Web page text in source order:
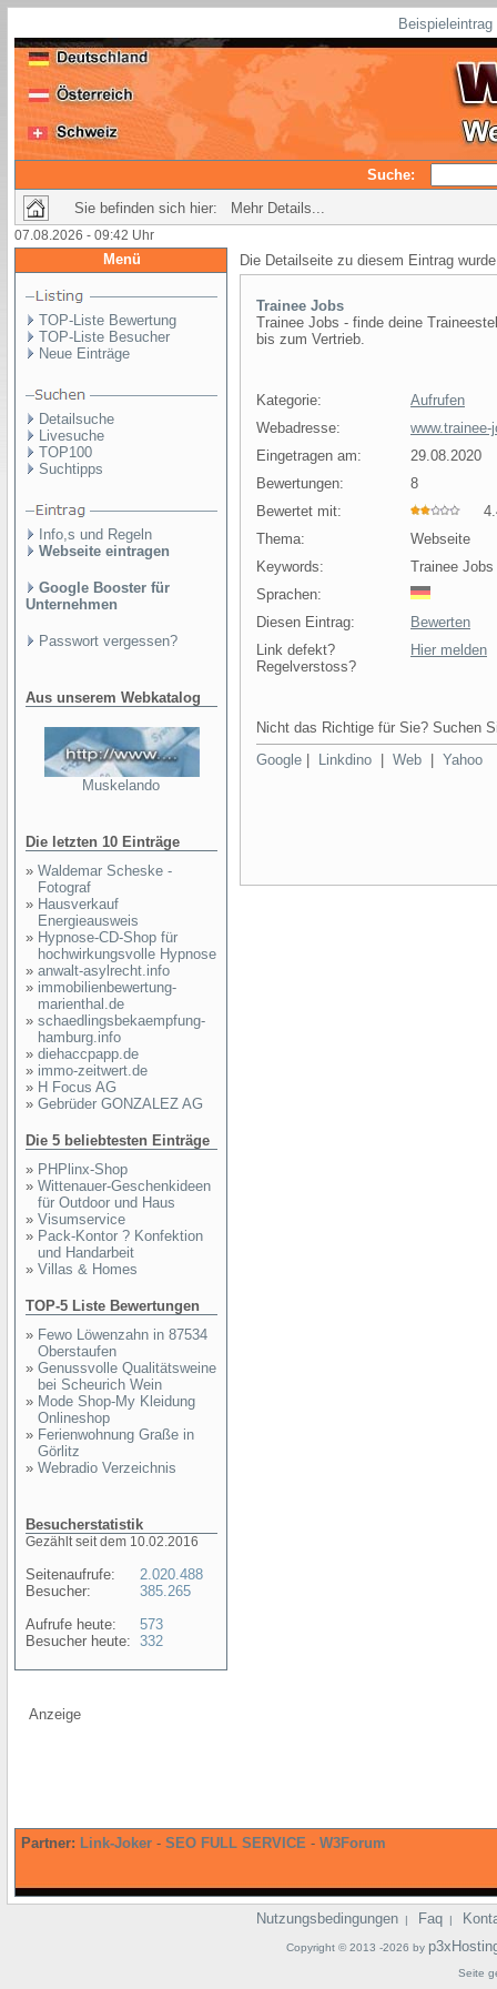
Suche:
Sie befinden sich hier: Mehr Details...
07.08.2026 - 09:42 Uhr
Menü
TOP-Liste Bewertung
TOP-Liste Besucher
Neue Einträge
Detailsuche
Livesuche
TOP100
Suchtipps
Info,s und Regeln
Webseite eintragen
Google Booster für
Unternehmen
Passwort vergessen?
Aus unserem Webkatalog
Muskelando
Die letzten 10 Einträge
» Waldemar Scheske -
Fotograf
» Hausverkauf
Energieausweis
» Hypnose-CD-Shop für
hochwirkungsvolle Hypnose
» anwalt-asylrecht.info
» immobilienbewertung-
marienthal.de
» schaedlingsbekaempfung-
hamburg.info
» diehaccpapp.de
» immo-zeitwert.de
» H Focus AG
» Gebrüder GONZALEZ AG
Die 5 beliebtesten Einträge
» PHPlinx-Shop
» Wittenauer-Geschenkideen
für Outdoor und Haus
» Visumservice
» Pack-Kontor ? Konfektion
und Handarbeit
» Villas & Homes
TOP-5 Liste Bewertungen
» Fewo Löwenzahn in 87534
Oberstaufen
» Genussvolle Qualitätsweine
bei Scheurich Wein
» Mode Shop-My Kleidung
Onlineshop
» Ferienwohnung Graße in
Görlitz
» Webradio Verzeichnis
Besucherstatistik
Gezählt seit dem 10.02.2016
Seitenaufrufe:
Besucher:
Aufrufe heute:
Besucher heute:
2.020.488
385.265
573
332
Die Detailseite zu diesem Eintrag
Trainee Jobs
Trainee Jobs - finde deine
bis zum Vertrieb.
Kategorie:
Aufrufen
Webadresse:
www.trainee-
Eingetragen am:
29.08.2020
Bewertungen:
8
Bewertet mit:
Thema:
Webseite
Keywords:
Trainee
Sprachen:
Diesen Eintrag:
Bewerten
Link defekt?
Regelverstoss?
Hier melden
Nicht das Richtige für Sie? Suchen
Google
Linkdino Web Yahoo
Anzeige
Partner: Link-Joker - SEO FULL SERVICE - W3Forum
Nutzungsbedingungen | Faq |
Copyright © 2013 -2026 by
Seite